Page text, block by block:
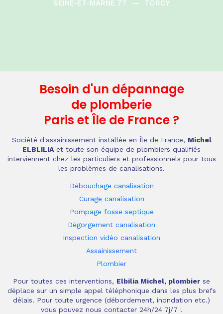
SEINE-ET-MARNE 77
— TORCY
Besoin d'un dépannage
de plomberie
Paris et Île de France ?
Société d'assainissement installée en Île de France, Michel
ELBLILIA et toute son équipe de plombiers qualifiés
interviennent chez les particuliers et professionnels pour tous
les problèmes de canalisations.
Débouchage canalisation
Curage canalisation
Pompage fosse septique
Dégorgement canalisation
Inspection vidéo canalisation
Assainissement
Plombier
Pour toutes ces interventions, Elbilia Michel, plombier se
déplace sur un simple appel téléphonique dans les plus brefs
délais. Pour toute urgence (débordement, inondation etc.)
vous pouvez nous contacter 24h/24 7j/7 !